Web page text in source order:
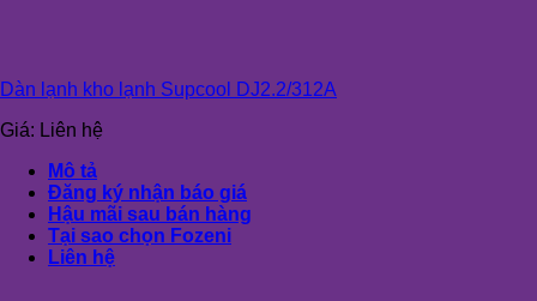
Dàn lạnh kho lạnh Supcool DJ2.2/312A
Giá: Liên hệ
Mô tả
Đăng ký nhận báo giá
Hậu mãi sau bán hàng
Tại sao chọn Fozeni
Liên hệ